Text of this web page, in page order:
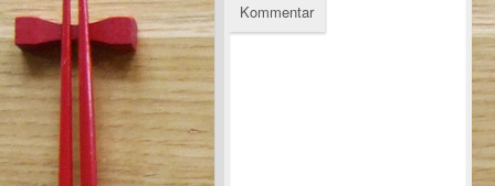
Kommentar